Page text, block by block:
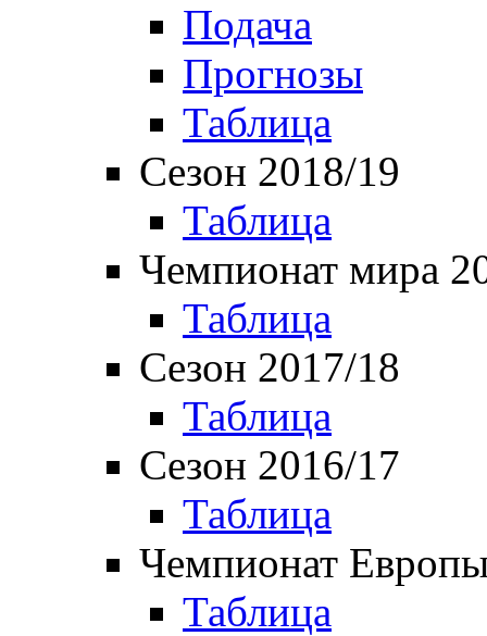
Подача
Прогнозы
Таблица
Сезон 2018/19
Таблица
Чемпионат мира
Таблица
Сезон 2017/18
Таблица
Сезон 2016/17
Таблица
Чемпионат
Таблица